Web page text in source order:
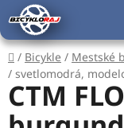
Prejsť
na
obsah
Domov
/ Bicykle / Mestské
/ svetlomodrá,
CTM